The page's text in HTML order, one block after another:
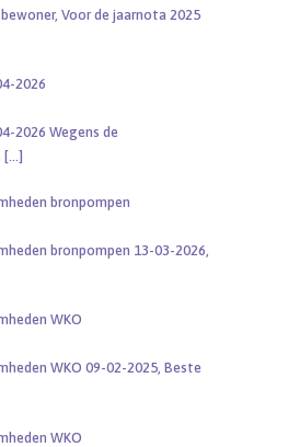
Voor de jaarnota 2025
2026
2026 Wegens de
[…]
bronpompen
bronpompen 13-03-2026,
WKO
WKO 09-02-2025, Beste
WKO